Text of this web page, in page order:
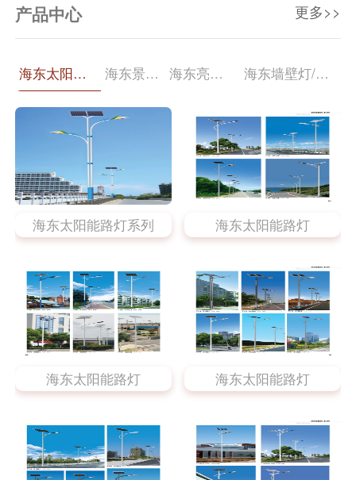
更多>>
产品中心
海东太阳能路灯 海东景观灯 海东亮化照明 海东墙壁灯/柱头灯
海东太阳能路灯系列 海东太阳能路灯
海东太阳能路灯 海东太阳能路灯